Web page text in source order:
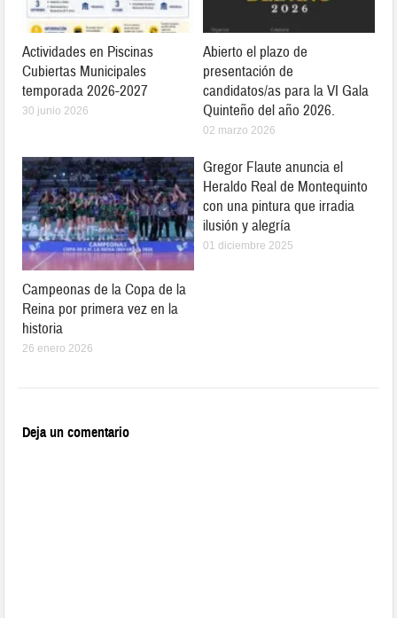
Actividades en Piscinas
Cubiertas Municipales
temporada 2026-2027
30 junio 2026
Abierto el plazo de
presentación de
candidatos/as para la VI Gala
Quinteño del año 2026.
02 marzo 2026
Campeonas de la Copa de la
Reina por primera vez en la
historia
26 enero 2026
Gregor Flaute anuncia el
Heraldo Real de Montequinto
con una pintura que irradia
ilusión y alegría
01 diciembre 2025
Deja un comentario